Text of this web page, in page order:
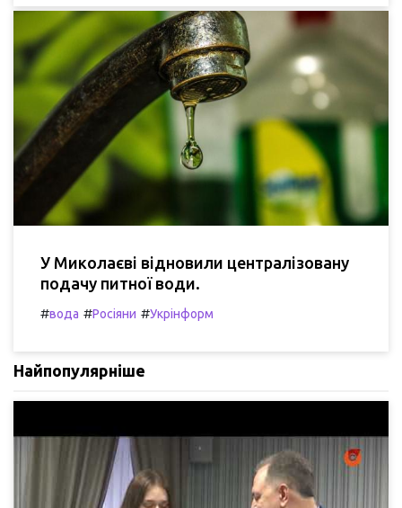
У Миколаєві відновили централізовану
подачу питної води.
#вода #Росіяни #Укрінформ
Найпопулярніше